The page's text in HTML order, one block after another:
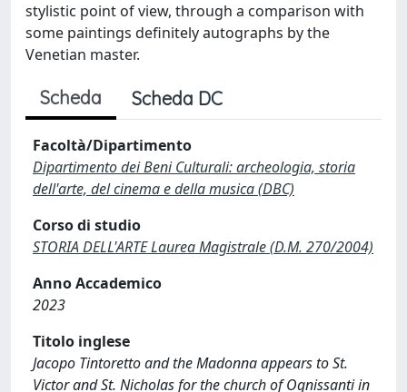
stylistic point of view, through a comparison with
some paintings definitely autographs by the
Venetian master.
Scheda Scheda DC
Facoltà/Dipartimento
Dipartimento dei Beni Culturali: archeologia, storia
dell'arte, del cinema e della musica (DBC)
Corso di studio
STORIA DELL'ARTE Laurea Magistrale (D.M. 270/2004)
Anno Accademico
2023
Titolo inglese
Jacopo Tintoretto and the Madonna appears to St.
Victor and St. Nicholas for the church of Ognissanti in